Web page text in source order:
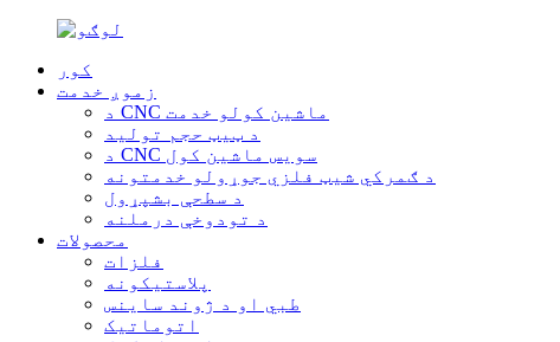
کور
زموږ خدمت
د CNC ماشین کولو خدمت
د ټیټ حجم تولید
د CNC سویس ماشین کول
د ګمرکي شیټ فلزي جوړولو خدمتونه
د سطحې بشپړول
د تودوخې درملنه
محصولات
فلزات
پلاستیکونه
طبي او د ژوند ساینس
اتوماتیک